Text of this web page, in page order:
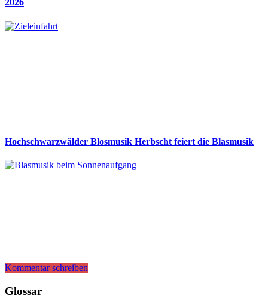
2026
Hochschwarzwälder Blosmusik Herbscht feiert die Blasmusik
Kommentar schreiben
Glossar